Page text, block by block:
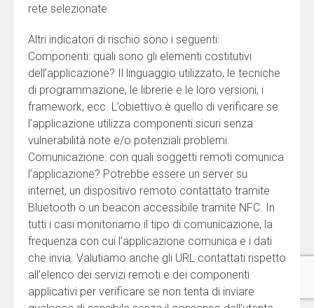
rete selezionate.
Altri indicatori di rischio sono i seguenti:
Componenti: quali sono gli elementi costitutivi
dell’applicazione? Il linguaggio utilizzato, le tecniche
di programmazione, le librerie e le loro versioni, i
framework, ecc. L’obiettivo è quello di verificare se
l’applicazione utilizza componenti sicuri senza
vulnerabilità note e/o potenziali problemi.
Comunicazione: con quali soggetti remoti comunica
l’applicazione? Potrebbe essere un server su
internet, un dispositivo remoto contattato tramite
Bluetooth o un beacon accessibile tramite NFC. In
tutti i casi monitoriamo il tipo di comunicazione, la
frequenza con cui l’applicazione comunica e i dati
che invia. Valutiamo anche gli URL contattati rispetto
all’elenco dei servizi remoti e dei componenti
applicativi per verificare se non tenta di inviare